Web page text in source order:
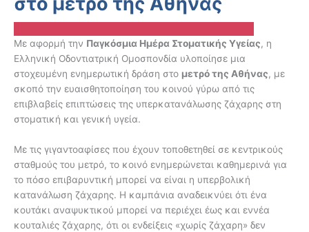
Με αφορμή την Παγκόσμια Ημέρα Στοματικής Υγείας, η
Ελληνική Οδοντιατρική Ομοσπονδία υλοποίησε μια
στοχευμένη ενημερωτική δράση στο μετρό της Αθήνας, με
σκοπό την ευαισθητοποίηση του κοινού γύρω από τις
επιβλαβείς επιπτώσεις της υπερκατανάλωσης ζάχαρης στη
στοματική και γενική υγεία.
Με τις γιγαντοαφίσες που έχουν τοποθετηθεί σε κεντρικούς
σταθμούς του μετρό, το κοινό ενημερώνεται καθημερινά για
το πόσο επιβαρυντική μπορεί να είναι η υπερβολική
κατανάλωση ζάχαρης. Η καμπάνια αναδεικνύει ότι ένα
κουτάκι αναψυκτικού μπορεί να περιέχει έως και εννέα
κουταλιές ζάχαρης, ότι οι ενδείξεις «χωρίς ζάχαρη» δεν